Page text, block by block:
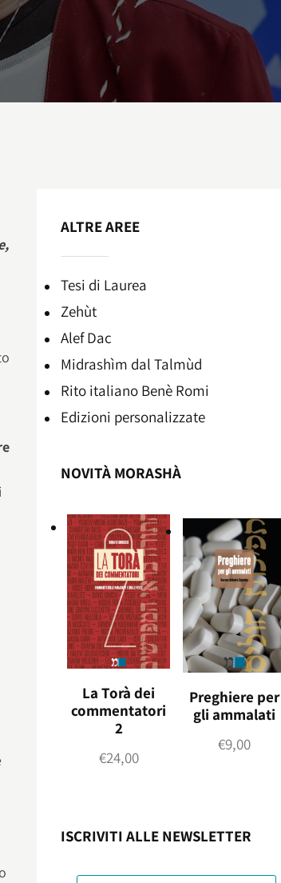
ALTRE AREE
Tesi di Laurea
Zehùt
Alef Dac
Midrashìm dal Talmùd
Rito italiano Benè Romi​
Edizioni personalizzate
NOVITÀ MORASHÀ
La Torà dei
commentatori
2
€24,00
Preghiere per
gli ammalati
€9,00
ISCRIVITI ALLE NEWSLETTER